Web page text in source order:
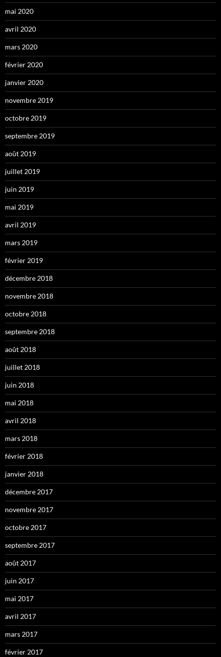
mai 2020
avril 2020
mars 2020
février 2020
janvier 2020
novembre 2019
octobre 2019
septembre 2019
août 2019
juillet 2019
juin 2019
mai 2019
avril 2019
mars 2019
février 2019
décembre 2018
novembre 2018
octobre 2018
septembre 2018
août 2018
juillet 2018
juin 2018
mai 2018
avril 2018
mars 2018
février 2018
janvier 2018
décembre 2017
novembre 2017
octobre 2017
septembre 2017
août 2017
juin 2017
mai 2017
avril 2017
mars 2017
février 2017